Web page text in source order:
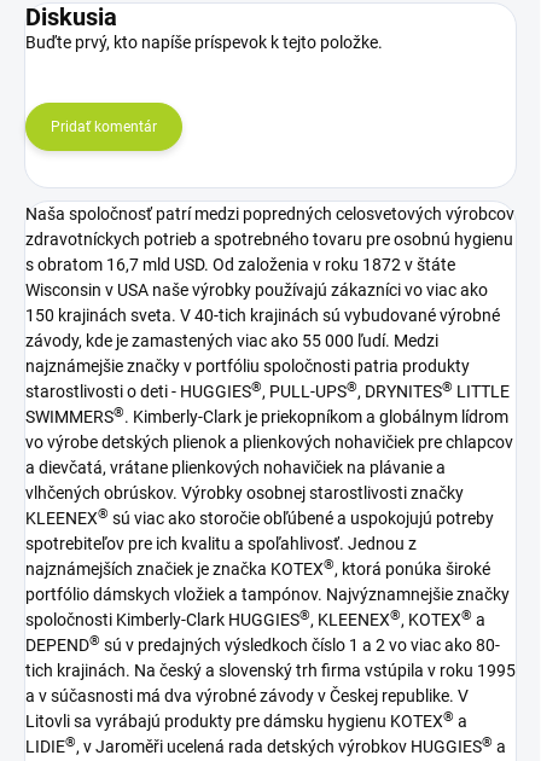
Diskusia
Buďte prvý, kto napíše príspevok k tejto položke.
Pridať komentár
Naša spoločnosť patrí medzi popredných celosvetových výrobcov
zdravotníckych potrieb a spotrebného tovaru pre osobnú hygienu
s obratom 16,7 mld USD. Od založenia v roku 1872 v štáte
Wisconsin v USA naše výrobky používajú zákazníci vo viac ako
150 krajinách sveta. V 40-tich krajinách sú vybudované výrobné
závody, kde je zamastených viac ako 55 000 ľudí. Medzi
najznámejšie značky v portfóliu spoločnosti patria produkty
starostlivosti o deti - HUGGIES®, PULL-UPS®, DRYNITES® LITTLE
SWIMMERS®. Kimberly-Clark je priekopníkom a globálnym lídrom
vo výrobe detských plienok a plienkových nohavičiek pre chlapcov
a dievčatá, vrátane plienkových nohavičiek na plávanie a
vlhčených obrúskov. Výrobky osobnej starostlivosti značky
KLEENEX® sú viac ako storočie obľúbené a uspokojujú potreby
spotrebiteľov pre ich kvalitu a spoľahlivosť. Jednou z
najznámejších značiek je značka KOTEX®, ktorá ponúka široké
portfólio dámskych vložiek a tampónov. Najvýznamnejšie značky
spoločnosti Kimberly-Clark HUGGIES®, KLEENEX®, KOTEX® a
DEPEND® sú v predajných výsledkoch číslo 1 a 2 vo viac ako 80-
tich krajinách. Na český a slovenský trh firma vstúpila v roku 1995
a v súčasnosti má dva výrobné závody v Českej republike. V
Litovli sa vyrábajú produkty pre dámsku hygienu KOTEX® a
LIDIE®, v Jaroměři ucelená rada detských výrobkov HUGGIES® a